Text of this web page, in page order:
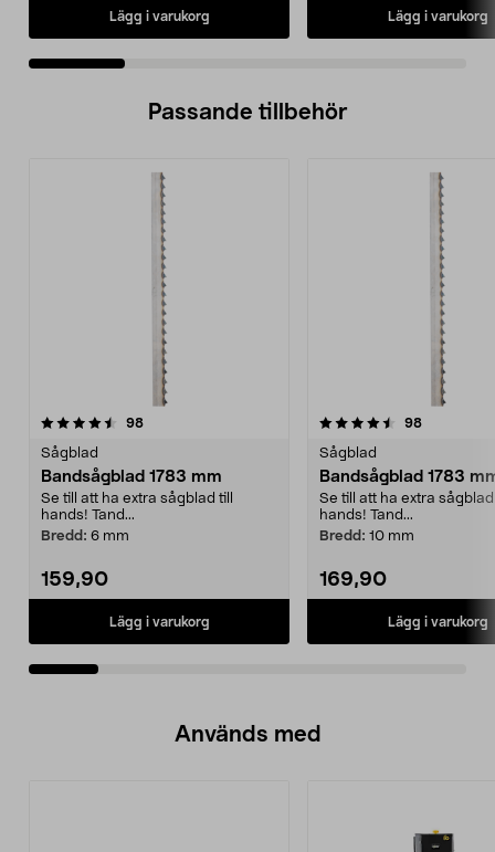
Lägg i varukorg Lägg i varukorg
Passande tillbehör
98recensioner
Sågblad
Bandsågblad 1783 mm
Se till att ha extra sågblad till
hands! Tand...
Bredd: 6 mm
159,90
Lägg i varukorg
4.5av 5 stjärnor 98recensioner
Sågblad
Bandsågblad 1783
Se till att ha extra
hands! Tand...
Bredd: 10 mm
169,90
Lägg i varukorg
4.5av 5 stjärnor
Används med